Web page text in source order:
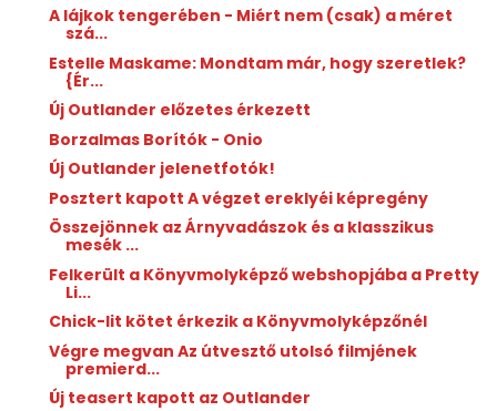
A lájkok tengerében - Miért nem (csak) a méret
szá...
Estelle Maskame: Mondtam ​már, hogy szeretlek?
{Ér...
Új Outlander előzetes érkezett
Borzalmas Borítók - Onio
Új Outlander jelenetfotók!
Posztert kapott A végzet ereklyéi képregény
Összejönnek az Árnyvadászok és a klasszikus
mesék ...
Felkerült a Könyvmolyképző webshopjába a Pretty
Li...
Chick-lit kötet érkezik a Könyvmolyképzőnél
Végre megvan Az útvesztő utolsó filmjének
premierd...
Új teasert kapott az Outlander